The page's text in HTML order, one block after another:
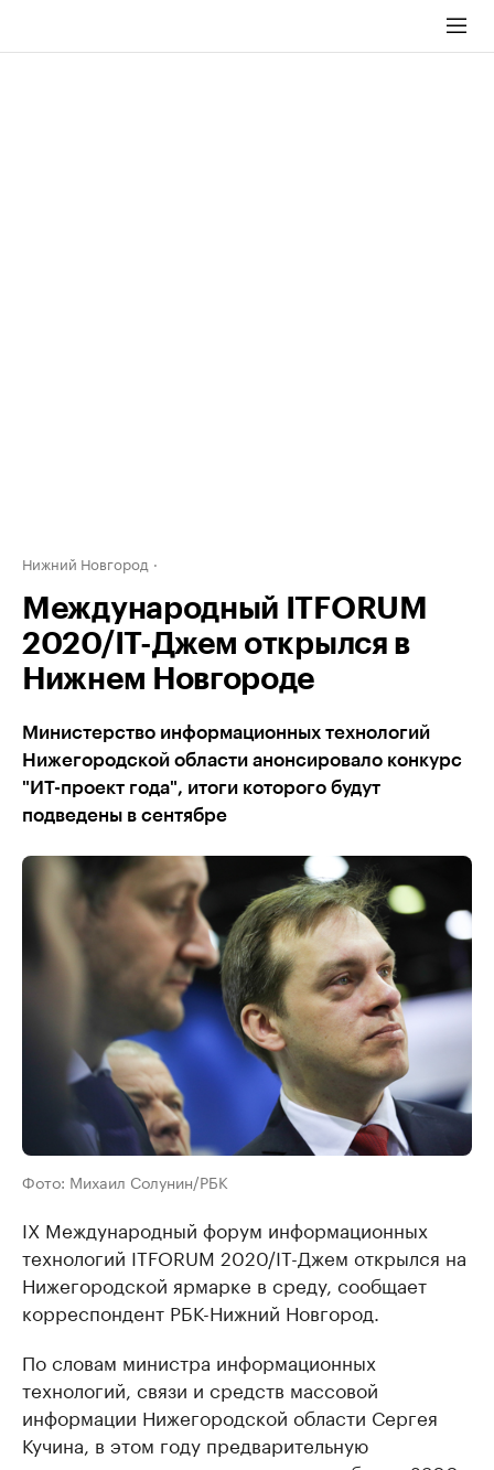
Нижний Новгород
Международный ITFORUM
2020/IT-Джем открылся в
Нижнем Новгороде
Министерство информационных технологий
Нижегородской области анонсировало конкурс
"ИТ-проект года", итоги которого будут
подведены в сентябре
Фото: Михаил Солунин/РБК
IX Международный форум информационных
технологий ITFORUM 2020/IT-Джем открылся на
Нижегородской ярмарке в среду, сообщает
корреспондент РБК-Нижний Новгород.
По словам министра информационных
технологий, связи и средств массовой
информации Нижегородской области Сергея
Кучина, в этом году предварительную